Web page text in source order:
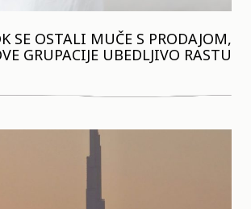
SE OSTALI MUČE S PRODAJOM,
GRUPACIJE UBEDLJIVO RASTU